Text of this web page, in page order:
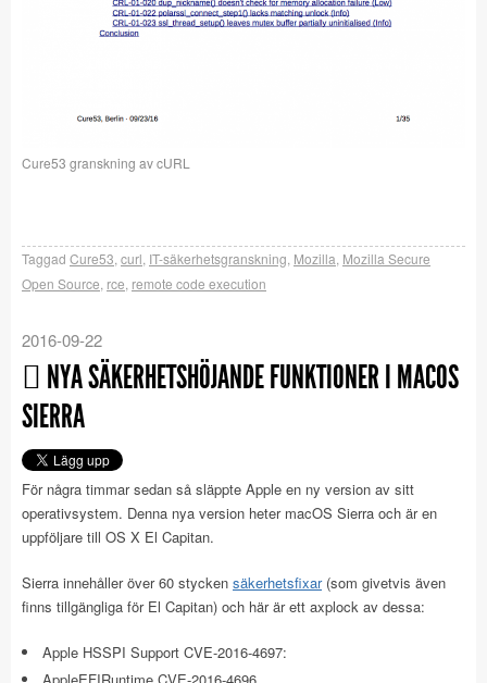
Cure53 granskning av cURL
Taggad Cure53 curl IT-säkerhetsgranskning Mozilla Mozilla Secure
Open Source rce remote code execution
2016-09-22
 NYA SÄKERHETSHÖJANDE FUNKTIONER I MACOS
SIERRA
För några timmar sedan så släppte Apple en ny version av sitt
operativsystem. Denna nya version heter macOS Sierra och är en
uppföljare till OS X El Capitan.
Sierra innehåller över 60 stycken säkerhetsfixar(som givetvis även
finns tillgängliga för El Capitan) och här är ett axplock av dessa:
Apple HSSPI Support CVE-2016-4697: